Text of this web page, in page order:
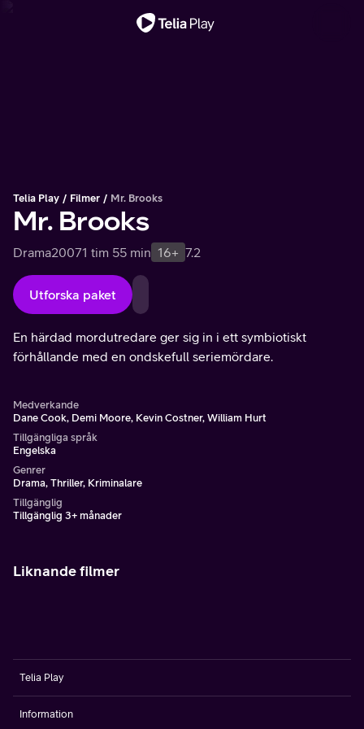
Telia Play Filmer Mr. Brooks
Mr. Brooks
Drama20071 tim 55 min 16+ 7.2
Utforska paket
En härdad mordutredare ger sig in i ett symbiotiskt
förhållande med en ondskefull seriemördare.
Medverkande
Dane Cook, Demi Moore, Kevin Costner, William Hurt
Tillgängliga språk
Engelska
Genrer
Drama, Thriller, Kriminalare
Tillgänglig
Tillgänglig 3+ månader
Liknande filmer
Telia Play
Information